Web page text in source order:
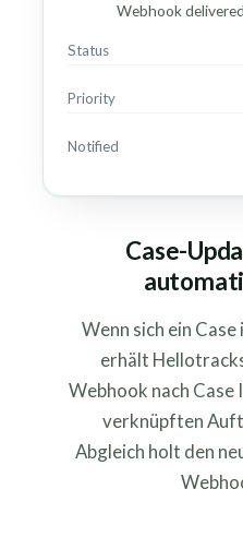
Webhook
Status
Priority
Notified
Case-
Wenn sich ein
erhält
Webhook nach
verknüpften
Abgleich holt den